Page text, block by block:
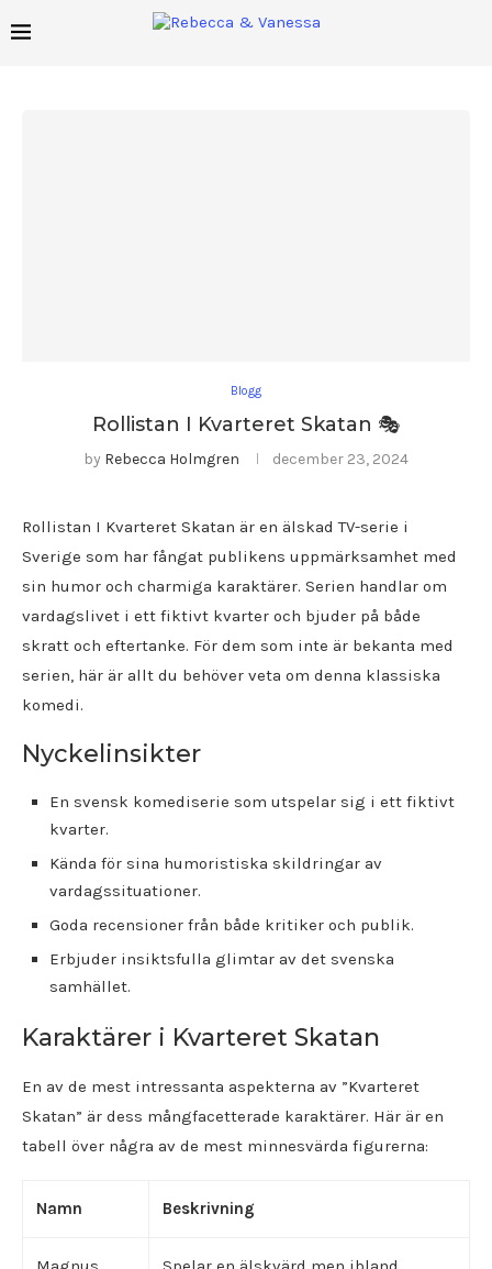
Blogg
Rollistan I Kvarteret Skatan 🎭
by Rebecca Holmgren december 23, 2024
Rollistan I Kvarteret Skatan är en älskad TV-serie i
Sverige som har fångat publikens uppmärksamhet med
sin humor och charmiga karaktärer. Serien handlar om
vardagslivet i ett fiktivt kvarter och bjuder på både
skratt och eftertanke. För dem som inte är bekanta med
serien, här är allt du behöver veta om denna klassiska
komedi.
Nyckelinsikter
En svensk komediserie som utspelar sig i ett fiktivt
kvarter.
Kända för sina humoristiska skildringar av
vardagssituationer.
Goda recensioner från både kritiker och publik.
Erbjuder insiktsfulla glimtar av det svenska
samhället.
Karaktärer i Kvarteret Skatan
En av de mest intressanta aspekterna av ”Kvarteret
Skatan” är dess mångfacetterade karaktärer. Här är en
tabell över några av de mest minnesvärda figurerna:
Namn Beskrivning